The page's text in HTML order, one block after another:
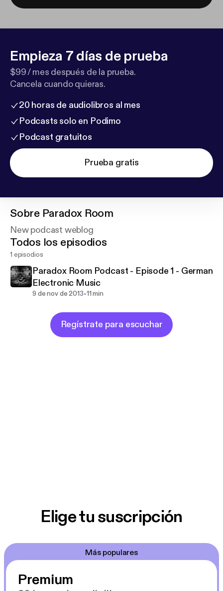
Empieza 7 días de prueba
$99 / mes después de la prueba.
Cancela cuando quieras.
20 horas de audiolibros al mes
Podcasts solo en Podimo
Podcast gratuitos
Prueba gratis
Sobre Paradox Room
New podcast weblog
Todos los episodios
1 episodios
Paradox Room Podcast - Episode 1 - German
Electronic Music
9 de nov de 2013-11 min
Regístrate para escuchar
Elige tu suscripción
Más populares
Premium